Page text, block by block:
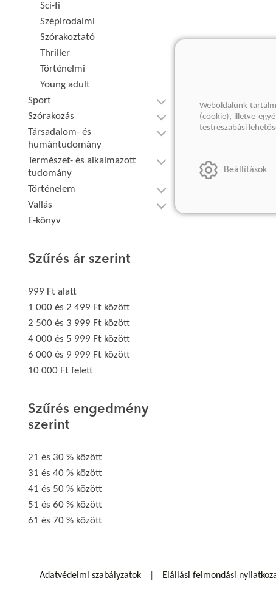
Sci-fi
Szépirodalmi
Szórakoztató
Thriller
Történelmi
Young adult
Sport
Szórakozás
Társadalom- és
humántudomány
Természet- és alkalmazott
tudomány
Történelem
Vallás
E-könyv
Szűrés ár szerint
999 Ft alatt
1 000 és 2 499 Ft között
2 500 és 3 999 Ft között
4 000 és 5 999 Ft között
6 000 és 9 999 Ft között
10 000 Ft felett
Szűrés engedmény
szerint
21 és 30 % között
31 és 40 % között
41 és 50 % között
51 és 60 % között
61 és 70 % között
Adatvédelmi szabályzatok Elállási felmondási
Weboldalunk
(cookie), illetve
testreszabási
Beállítások